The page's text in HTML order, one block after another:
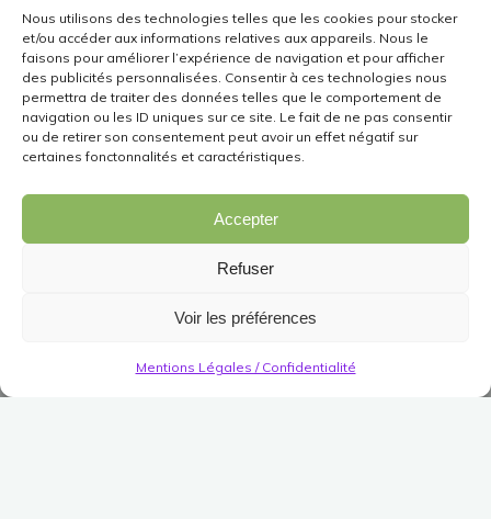
Nous utilisons des technologies telles que les cookies pour stocker
et/ou accéder aux informations relatives aux appareils. Nous le
faisons pour améliorer l’expérience de navigation et pour afficher
des publicités personnalisées. Consentir à ces technologies nous
permettra de traiter des données telles que le comportement de
navigation ou les ID uniques sur ce site. Le fait de ne pas consentir
ou de retirer son consentement peut avoir un effet négatif sur
certaines fonctonnalités et caractéristiques.
Accepter
Refuser
Voir les préférences
Mentions Légales / Confidentialité